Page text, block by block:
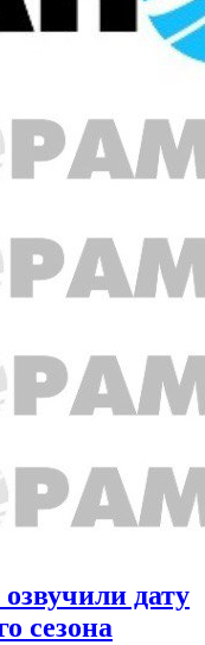
дату
сезона